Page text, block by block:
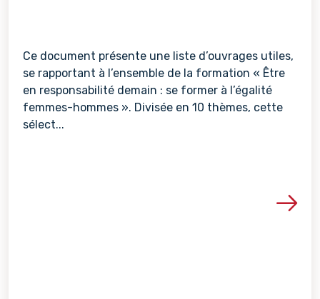
Ce document présente une liste d’ouvrages utiles,
se rapportant à l’ensemble de la formation « Être
en responsabilité demain : se former à l’égalité
femmes-hommes ». Divisée en 10 thèmes, cette
sélect...
Voir les détails de la